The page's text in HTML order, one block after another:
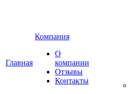
Главная
Компания
О
компании
Отзывы
Контакты